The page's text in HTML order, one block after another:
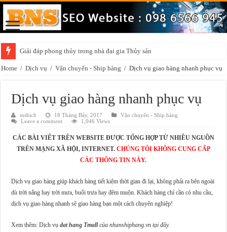
Giải đáp phong thủy trong nhà đại gia Thủy sản
Home / Dịch vụ / Vận chuyển - Ship hàng / Dịch vụ giao hàng nhanh phục vụ
Dịch vụ giao hàng nhanh phục vụ
msbich 18 Tháng Bảy, 2017
Vận chuyển - Ship hàng
Leave a comment
1,046 Views
CÁC BÀI VIẾT TRÊN WEBSITE ĐƯỢC TỔNG HỢP TỪ NHIỀU NGUỒN
TRÊN MẠNG XÃ HỘI, INTERNET. CHÚNG TÔI KHÔNG CUNG CẤP
CÁC THÔNG TIN NÀY.
Dịch vụ giao hàng giúp khách hàng tiết kiệm thời gian đi lại, không phải ra bên ngoài
dù trời nắng hay trời mưa, buổi trưa hay đêm muộn. Khách hàng chỉ cần có nhu cầu,
dịch vụ giao hàng nhanh sẽ giao hàng bạn một cách chuyên nghiệp!
Xem thêm: Dịch vụ dat hang Tmall của nhanshiphang.vn tại đây.